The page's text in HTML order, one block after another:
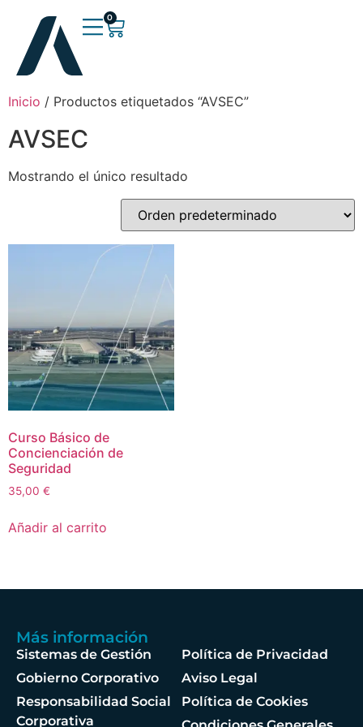
0
Inicio / Productos etiquetados “AVSEC”
AVSEC
Mostrando el único resultado
Curso Básico de
Concienciación de
Seguridad
35,00 €
Añadir al carrito
Más información
Sistemas de Gestión
Gobierno Corporativo
Responsabilidad Social
Corporativa
Política de Privacidad
Aviso Legal
Política de Cookies